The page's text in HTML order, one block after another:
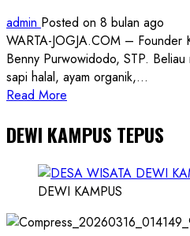
admin Posted on 8 bulan ago
WARTA-JOGJA.COM – Founder
Benny Purwowidodo, STP.
sapi halal, ayam organik,...
Read More
about
Founder
Konsep
Karnus
Dokter
DEWI KAMPUS TEPUS
DEWI KAMPUS